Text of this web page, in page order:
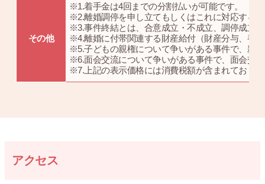
その他
※1.着手金は4回までの分割払いが可能です。
※2.離婚調停を申し立てもしくはこれに対応する
※3.事件終結とは、合意成立・不成立、調停成立
※4.離婚に付帯関連する財産給付（財産分与、養
※5.子どもの親権について争いがある事件で、親
※6.面会交流について争いがある事件で、面会交
※7.上記の表示価格には消費税額が含まれており
アクセス